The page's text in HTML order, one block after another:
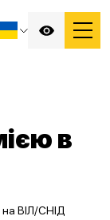
в
ВІЛ/СНІД